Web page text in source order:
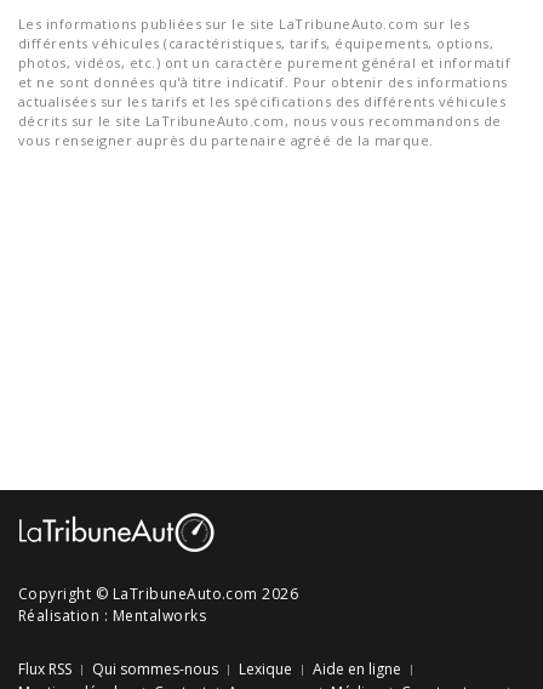
Les informations publiées sur le site LaTribuneAuto.com sur les
différents véhicules (caractéristiques, tarifs, équipements, options,
photos, vidéos, etc.) ont un caractère purement général et informatif
et ne sont données qu'à titre indicatif. Pour obtenir des informations
actualisées sur les tarifs et les spécifications des différents véhicules
décrits sur le site LaTribuneAuto.com, nous vous recommandons de
vous renseigner auprès du partenaire agréé de la marque.
Copyright © LaTribuneAuto.com 2026
Réalisation : Mentalworks
Flux RSS Qui sommes-nous Lexique
Aide en ligne